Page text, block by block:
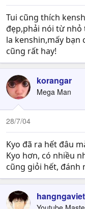
Tui cũng thích
đẹp,phải nói từ
la kenshin,mấy
cũng rất hay!
korangar
Mega Man
28/7/04
Kyo đã ra hết đâu
Kyo hơn, có nhiều
cũng giỏi hết, đánh